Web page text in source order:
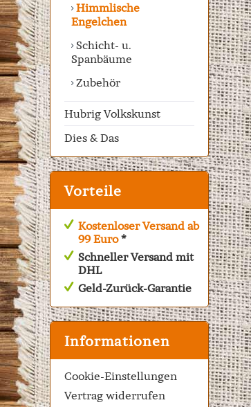
Himmlische
Engelchen
Schicht- u.
Spanbäume
Zubehör
Hubrig Volkskunst
Dies & Das
Vorteile
Kostenloser Versand ab
99 Euro*
Schneller Versand mit
DHL
Geld-Zurück-Garantie
Informationen
Cookie-Einstellungen
Vertrag widerrufen